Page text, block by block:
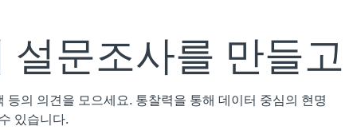
설문조사를 만들
등의 의견을 모으세요. 통찰력을 통해 데이터 중심의 현명
있습니다.